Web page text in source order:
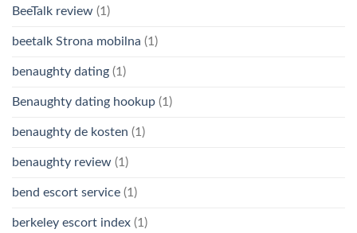
BeeTalk review (1)
beetalk Strona mobilna (1)
benaughty dating (1)
Benaughty dating hookup (1)
benaughty de kosten (1)
benaughty review (1)
bend escort service (1)
berkeley escort index (1)